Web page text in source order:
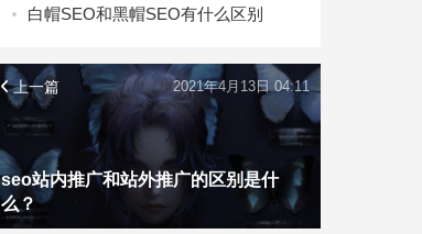
白帽SEO和黑帽SEO有什么区别
上一篇
seo站内推广和站外推广的区别是什
么？
2021年4月13日 04:11